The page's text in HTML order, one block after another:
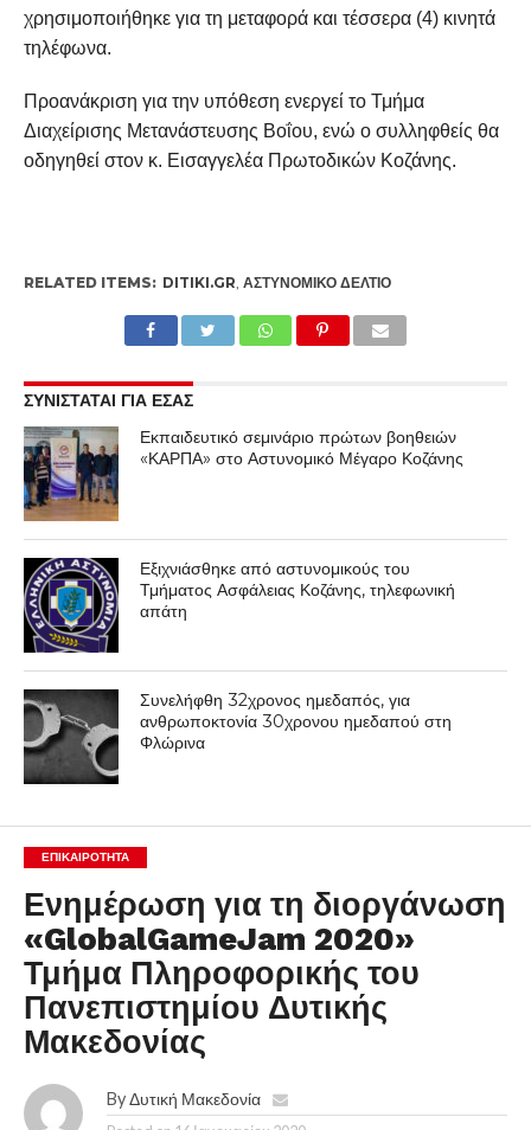
χρησιμοποιήθηκε για τη μεταφορά και τέσσερα (4) κινητά
τηλέφωνα.
Προανάκριση για την υπόθεση ενεργεί το Τμήμα
Διαχείρισης Μετανάστευσης Βοΐου, ενώ ο συλληφθείς θα
οδηγηθεί στον κ. Εισαγγελέα Πρωτοδικών Κοζάνης.
RELATED ITEMS: DITIKI.GR ΑΣΤΥΝΟΜΙΚΌ ΔΕΛΤΊΟ
ΣΥΝΙΣΤΑΤΑΙ ΓΙΑ ΕΣΑΣ
Εκπαιδευτικό σεμινάριο πρώτων βοηθειών
«ΚΑΡΠΑ» στο Αστυνομικό Μέγαρο Κοζάνης
Εξιχνιάσθηκε από αστυνομικούς του
Τμήματος Ασφάλειας Κοζάνης, τηλεφωνική
απάτη
Συνελήφθη 32χρονος ημεδαπός, για
ανθρωποκτονία 30χρονου ημεδαπού στη
Φλώρινα
ΕΠΙΚΑΙΡΟΤΗΤΑ
Ενημέρωση για τη διοργάνωση
«GlobalGameJam 2020»
Τμήμα Πληροφορικής του
Πανεπιστημίου Δυτικής
Μακεδονίας
By Δυτική Μακεδονία